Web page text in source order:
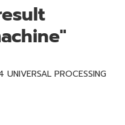
PROCESSING